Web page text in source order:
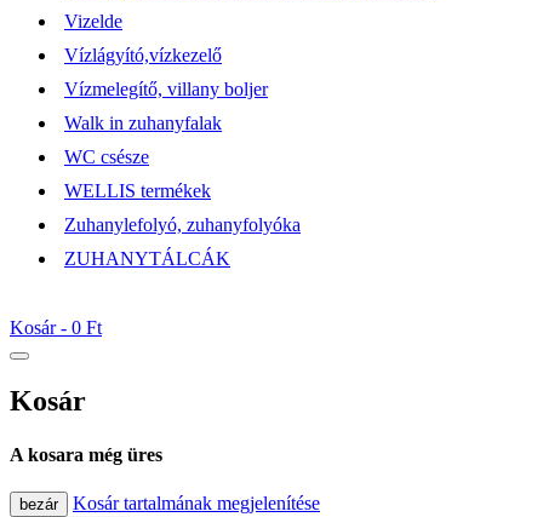
Vizelde
Vízlágyító,vízkezelő
Vízmelegítő, villany boljer
Walk in zuhanyfalak
WC csésze
WELLIS termékek
Zuhanylefolyó, zuhanyfolyóka
ZUHANYTÁLCÁK
Kosár - 0 Ft
Kosár
A kosara még üres
bezár Kosár tartalmának megjelenítése